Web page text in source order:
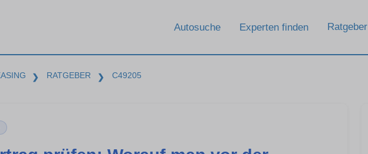
Autosuche Experten finden Ratgeber
❯ RATGEBER ❯ C49205